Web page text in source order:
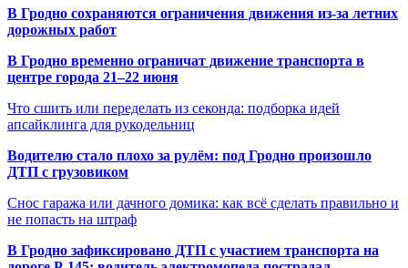
В Гродно сохраняются ограничения движения из-за летних
дорожных работ
В Гродно временно ограничат движение транспорта в
центре города 21–22 июня
Что сшить или переделать из секонда: подборка идей
апсайклинга для рукодельниц
Водителю стало плохо за рулём: под Гродно произошло
ДТП с грузовиком
Снос гаража или дачного домика: как всё сделать правильно и
не попасть на штраф
В Гродно зафиксировано ДТП с участием транспорта на